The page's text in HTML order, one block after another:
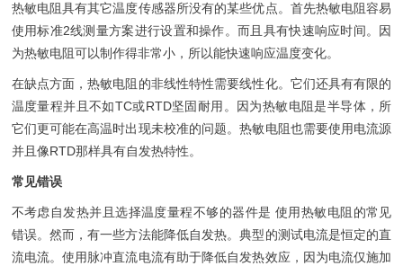
热敏电阻具有其它温度传感器所没有的某些优点。首先热敏电阻容易
使用标准2线测量方案进行设置和操作。而且具有快速响应时间。因
为热敏电阻可以制作得非常小，所以能快速响应温度变化。
在缺点方面，热敏电阻的非线性特性需要线性化。它们还具有有限的
温度量程并且不如TC或RTD坚固耐用。因为热敏电阻是半导体，所
它们更可能在高温时出现未校准的问题。热敏电阻也需要使用电流源
并且像RTD那样具有自发热特性。
常见错误
不考虑自发热并且选择温度量程不够的器件是 使用热敏电阻的常见
错误。然而，有一些方法能降低自发热。典型的测试电流是恒定的直
流电流。使用脉冲直流电流有助于降低自发热效应，因为电流仅施加